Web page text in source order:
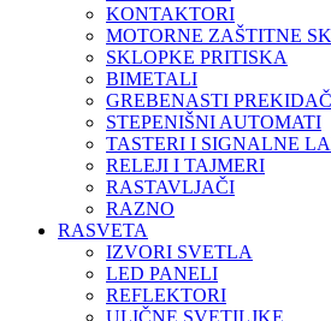
KONTAKTORI
MOTORNE ZAŠTITNE
SKLOPKE PRITISKA
BIMETALI
GREBENASTI
STEPENIŠNI AUTOMATI
TASTERI I SIGNALNE
RELEJI I TAJMERI
RASTAVLJAČI
RAZNO
RASVETA
IZVORI SVETLA
LED PANELI
REFLEKTORI